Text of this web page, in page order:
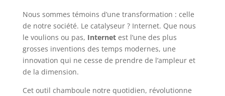
Nous sommes témoins d’une transformation : celle
de notre société. Le catalyseur ? Internet. Que nous
le voulions ou pas, Internet est l’une des plus
grosses inventions des temps modernes, une
innovation qui ne cesse de prendre de l’ampleur et
de la dimension.
Cet outil chamboule notre quotidien, révolutionne